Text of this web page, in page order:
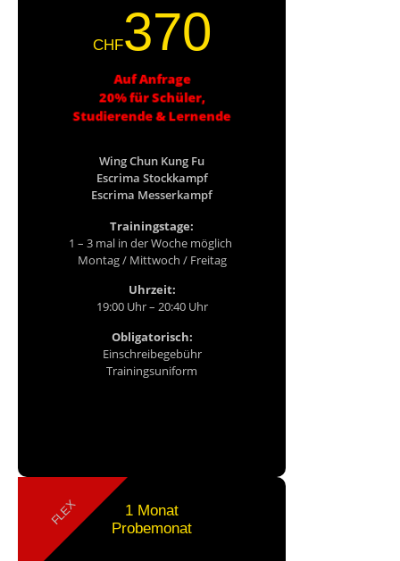
CHF370
Auf Anfrage
20% für Schüler,
Studierende & Lernende
Wing Chun Kung Fu
Escrima Stockkampf
Escrima Messerkampf
Trainingstage:
1 – 3 mal in der Woche möglich
Montag / Mittwoch / Freitag
Uhrzeit:
19:00 Uhr – 20:40 Uhr
Obligatorisch:
Einschreibegebühr
Trainingsuniform
FLEX
1 Monat
Probemonat